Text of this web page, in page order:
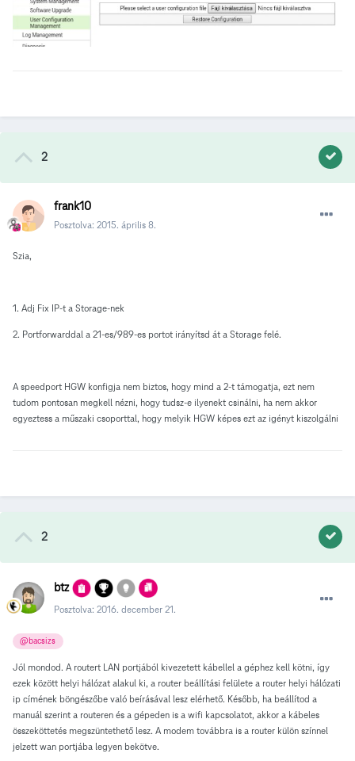
2
frank10
Posztolva: 2015. április 8.
Szia,
1. Adj Fix IP-t a Storage-nek
2. Portforwarddal a 21-es/989-es portot irányítsd át a Storage felé.
A speedport HGW konfigja nem biztos, hogy mind a 2-t támogatja, ezt nem
tudom pontosan megkell nézni, hogy tudsz-e ilyenekt csinálni, ha nem akkor
egyeztess a műszaki csoporttal, hogy melyik HGW képes ezt az igényt kiszolgálni
2
btz
Posztolva: 2016. december 21.
@bacsizs
Jól mondod. A routert LAN portjából kivezetett kábellel a géphez kell kötni, így
ezek között helyi hálózat alakul ki, a router beállítási felülete a router helyi hálózati
ip címének böngészőbe való beírásával lesz elérhető. Később, ha beállítod a
manuál szerint a routeren és a gépeden is a wifi kapcsolatot, akkor a kábeles
összeköttetés megszüntethető lesz. A modem továbbra is a router külön színnel
jelzett wan portjába legyen bekötve.